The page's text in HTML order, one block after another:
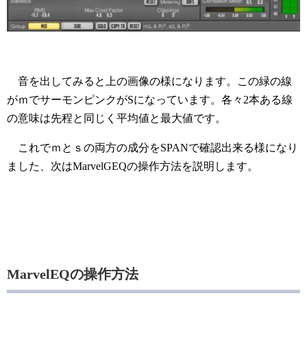
音を出してみると上の画像の様になります。この緑の線
がｍでサーモンピンクがSになっています。各々2本ある線
の意味は先程と同じく平均値と最大値です。
これでｍとｓの両方の成分をSPANで確認出来る様になり
ました、次はMarvelGEQの操作方法を説明します。
MarvelEQの操作方法